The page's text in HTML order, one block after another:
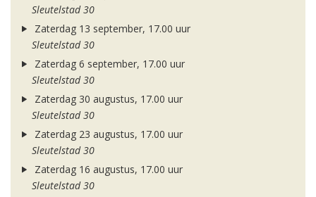
Sleutelstad 30
Zaterdag 13 september, 17.00 uur
Sleutelstad 30
Zaterdag 6 september, 17.00 uur
Sleutelstad 30
Zaterdag 30 augustus, 17.00 uur
Sleutelstad 30
Zaterdag 23 augustus, 17.00 uur
Sleutelstad 30
Zaterdag 16 augustus, 17.00 uur
Sleutelstad 30